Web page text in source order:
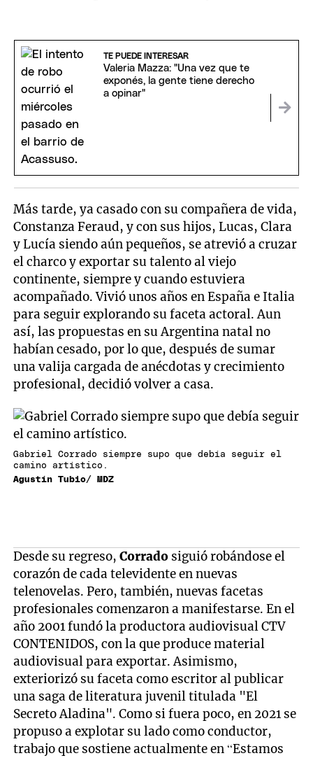
TE PUEDE INTERESAR
Valeria Mazza: "Una vez que te
exponés, la gente tiene derecho
a opinar"
Más tarde, ya casado con su compañera de vida,
Constanza Feraud, y con sus hijos, Lucas, Clara
y Lucía siendo aún pequeños, se atrevió a cruzar
el charco y exportar su talento al viejo
continente, siempre y cuando estuviera
acompañado. Vivió unos años en España e Italia
para seguir explorando su faceta actoral. Aun
así, las propuestas en su Argentina natal no
habían cesado, por lo que, después de sumar
una valija cargada de anécdotas y crecimiento
profesional, decidió volver a casa.
Gabriel Corrado siempre supo que debía seguir el
camino artístico.
Agustín Tubio/ MDZ
Desde su regreso,Corrado siguió robándose el
corazón de cada televidente en nuevas
telenovelas. Pero, también, nuevas facetas
profesionales comenzaron a manifestarse. En el
año 2001 fundó la productora audiovisual CTV
CONTENIDOS, con la que produce material
audiovisual para exportar. Asimismo,
exteriorizó su faceta como escritor al publicar
una saga de literatura juvenil titulada "El
Secreto Aladina". Como si fuera poco, en 2021 se
propuso a explotar su lado como conductor,
trabajo que sostiene actualmente en “Estamos